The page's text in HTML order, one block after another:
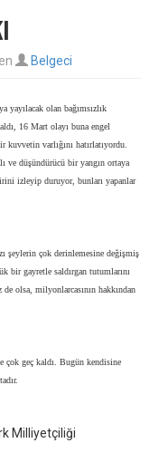
Belgeci
yayılacak olan bağımsızlık
16 Mart olayı buna engel
kuvvetin varlığını hatırlatıyordu.
ve düşündürücü bir yangın ortaya
izleyip duruyor, bunları yapanlar
şeylerin çok derinlemesine değişmiş
bir gayretle saldırgan tutumlarını
olsa, milyonlarcasının hakkından
çok geç kaldı. Bugün kendisine
Milliyetçiliği